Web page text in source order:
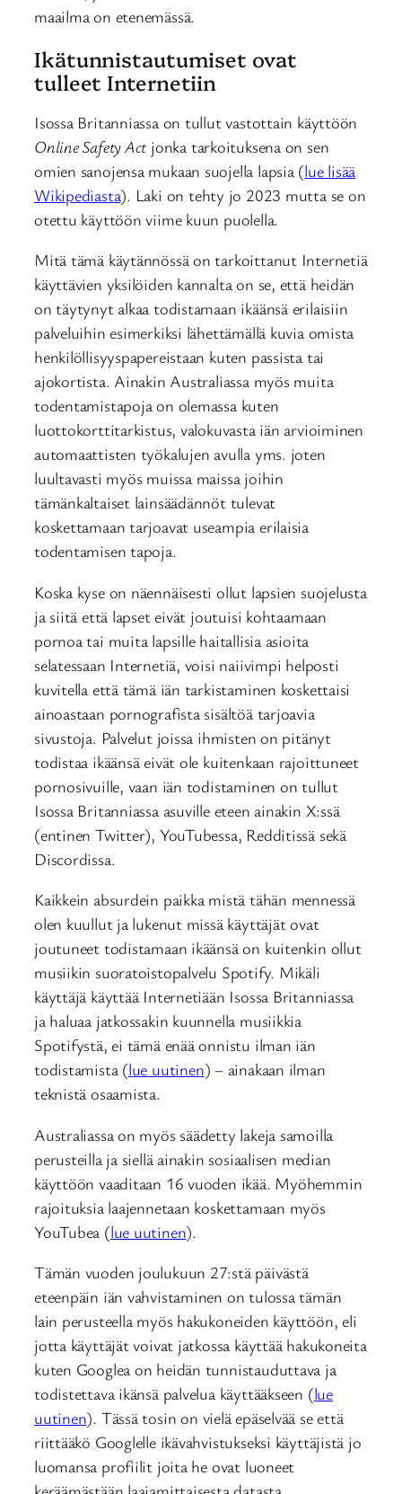
maailma on etenemässä.
Ikätunnistautumiset ovat
tulleet Internetiin
Isossa Britanniassa on tullut vastottain käyttöön
Online Safety Actjonka tarkoituksena on sen
omien sanojensa mukaan suojella lapsia (lue lisää
Wikipediasta). Laki on tehty jo 2023 mutta se on
otettu käyttöön viime kuun puolella.
Mitä tämä käytännössä on tarkoittanut Internetiä
käyttävien yksilöiden kannalta on se, että heidän
on täytynyt alkaa todistamaan ikäänsä erilaisiin
palveluihin esimerkiksi lähettämällä kuvia omista
henkilöllisyyspapereistaan kuten passista tai
ajokortista. Ainakin Australiassa myös muita
todentamistapoja on olemassa kuten
luottokorttitarkistus, valokuvasta iän arvioiminen
automaattisten työkalujen avulla yms. joten
luultavasti myös muissa maissa joihin
tämänkaltaiset lainsäädännöt tulevat
koskettamaan tarjoavat useampia erilaisia
todentamisen tapoja.
Koska kyse on näennäisesti ollut lapsien suojelusta
ja siitä että lapset eivät joutuisi kohtaamaan
pornoa tai muita lapsille haitallisia asioita
selatessaan Internetiä, voisi naiivimpi helposti
kuvitella että tämä iän tarkistaminen koskettaisi
ainoastaan pornografista sisältöä tarjoavia
sivustoja. Palvelut joissa ihmisten on pitänyt
todistaa ikäänsä eivät ole kuitenkaan rajoittuneet
pornosivuille, vaan iän todistaminen on tullut
Isossa Britanniassa asuville eteen ainakin X:ssä
(entinen Twitter), YouTubessa, Redditissä sekä
Discordissa.
Kaikkein absurdein paikka mistä tähän mennessä
olen kuullut ja lukenut missä käyttäjät ovat
joutuneet todistamaan ikäänsä on kuitenkin ollut
musiikin suoratoistopalvelu Spotify. Mikäli
käyttäjä käyttää Internetiään Isossa Britanniassa
ja haluaa jatkossakin kuunnella musiikkia
Spotifystä, ei tämä enää onnistu ilman iän
todistamista (lue uutinen) – ainakaan ilman
teknistä osaamista.
Australiassa on myös säädetty lakeja samoilla
perusteilla ja siellä ainakin sosiaalisen median
käyttöön vaaditaan 16 vuoden ikää. Myöhemmin
rajoituksia laajennetaan koskettamaan myös
YouTubea (lue uutinen).
Tämän vuoden joulukuun 27:stä päivästä
eteenpäin iän vahvistaminen on tulossa tämän
lain perusteella myös hakukoneiden käyttöön, eli
jotta käyttäjät voivat jatkossa käyttää hakukoneita
kuten Googlea on heidän tunnistauduttava ja
todistettava ikänsä palvelua käyttääkseen (lue
uutinen). Tässä tosin on vielä epäselvää se että
riittääkö Googlelle ikävahvistukseksi käyttäjistä jo
luomansa profiilit joita he ovat luoneet